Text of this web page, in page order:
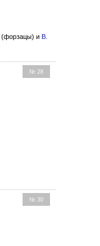
(форзацы) и В.
№ 28
№ 30